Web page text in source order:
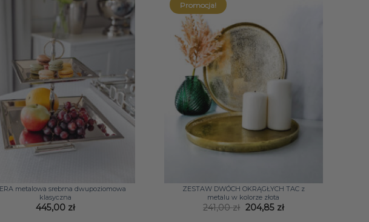
metalowa srebrna dwupoziomowa
klasyczna
445,00 zł
Promocja!
ZESTAW DWÓCH OKRĄGŁYCH TAC z
metalu w kolorze złota
241,00zł Pierwotna
cena
204,85 złAktualna